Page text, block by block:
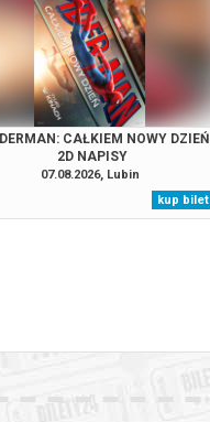
CAŁKIEM NOWY DZIEŃ
2D NAPISY
07.08.2026, Lubin
kup bilet